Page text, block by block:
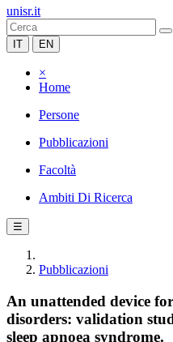
unisr.it
IT EN
×
Home
Persone
Pubblicazioni
Facoltà
Ambiti Di Ricerca
☰
Pubblicazioni
An unattended device
disorders: validation
sleep apnoea syndrome.